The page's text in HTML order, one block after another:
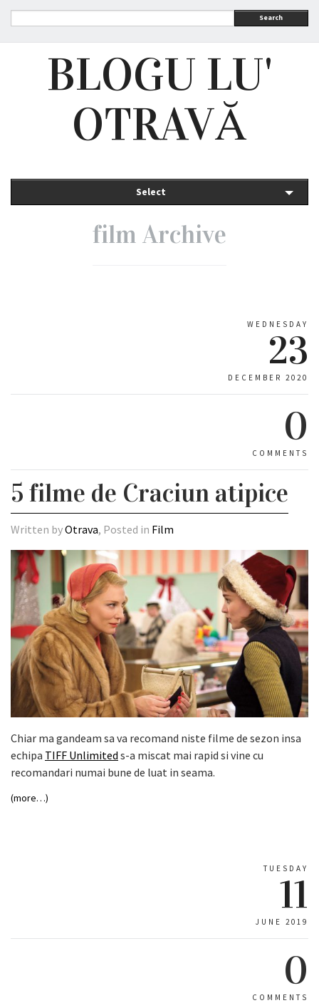
Search
BLOGU LU'
OTRAVĂ
Select
film Archive
WEDNESDAY
23
DECEMBER 2020
0
COMMENTS
5 filme de Craciun atipice
Written byOtrava, Posted in Film
Chiar ma gandeam sa va recomand niste filme de sezon insa
echipa TIFF Unlimited s-a miscat mai rapid si vine cu
recomandari numai bune de luat in seama.
(more…)
TUESDAY
11
JUNE 2019
0
COMMENTS